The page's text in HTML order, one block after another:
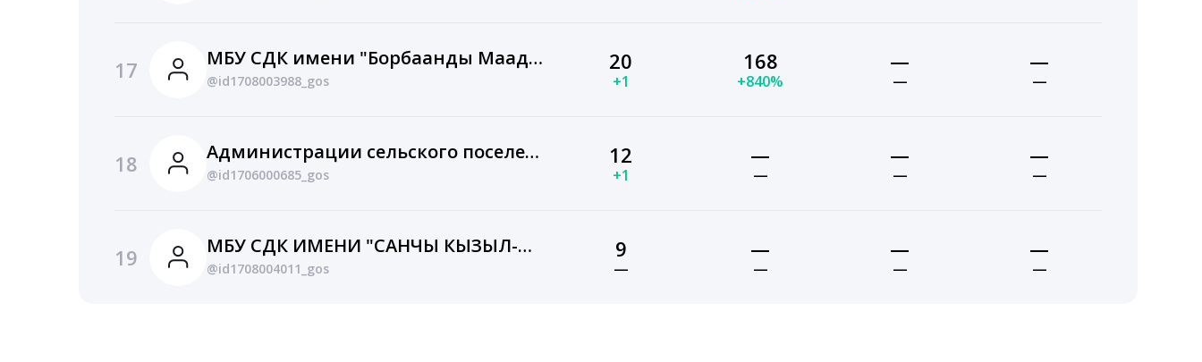
17 МБУ СДК имени "Борбаанды Маадыр-Оола" с. Саглы Овюрского кожууна Республики Тыва
@id1708003988_gos
20
+1
168
+840%
—
—
—
—
18 Администрации сельского поселения сумона Шуурмак Тес-Хемского кожууна Республики Тыва
@id1706000685_gos
12
+1
—
—
—
—
—
—
19 МБУ СДК ИМЕНИ "САНЧЫ КЫЗЫЛ-ООЛА" СУМОН ДУС-ДАГСКИЙ ОВЮРСКОГО РАЙОНА РЕСПУБЛИКИ ТЫВА
@id1708004011_gos
9
—
—
—
—
—
—
—